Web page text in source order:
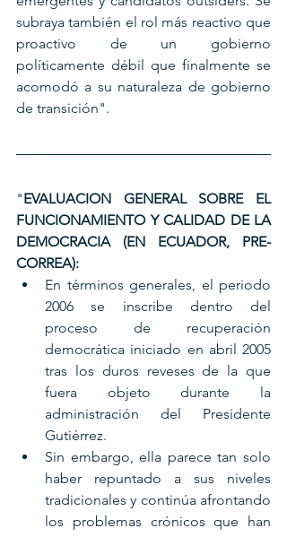
subraya también el rol más reactivo que
proactivo de un gobierno
políticamente débil que finalmente se
acomodó a su naturaleza de gobierno
de transición".
"EVALUACION GENERAL SOBRE EL
FUNCIONAMIENTO Y CALIDAD DE LA
DEMOCRACIA (EN ECUADOR, PRE-
CORREA):
En términos generales, el periodo
2006 se inscribe dentro del
proceso de recuperación
democrática iniciado en abril 2005
tras los duros reveses de la que
fuera objeto durante la
administración del Presidente
Gutiérrez.
Sin embargo, ella parece tan solo
haber repuntado a sus niveles
tradicionales y continúa afrontando
los problemas crónicos que han